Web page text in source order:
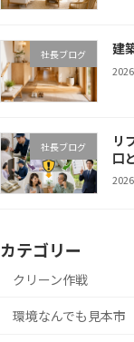
社長ブログ 建
社長ブログ
リ
口
カテゴリー
クリーン作戦
環境なんでも見本市